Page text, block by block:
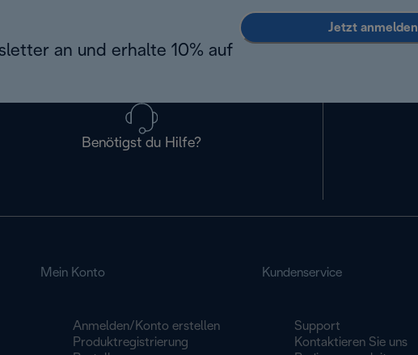
an und erhalte 10% auf
Jetzt anmelden
Benötigst du Hilfe?
Mein Konto
Anmelden/Konto erstellen
Produktregistrierung
Kundenservice
Support
Kontaktieren Sie uns